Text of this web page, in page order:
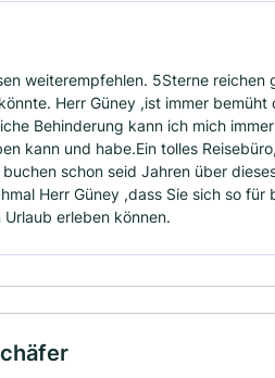
weiterempfehlen. 5Sterne reichen
Herr Güney ,ist immer bemüht
Behinderung kann ich mich
kann und habe.Ein tolles
schon seid Jahren über
Herr Güney ,dass Sie sich so für
erleben können.